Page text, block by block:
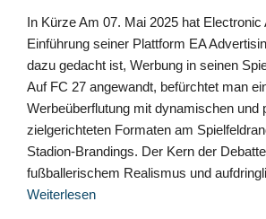
In Kürze Am 07. Mai 2025 hat Electronic
Einführung seiner Plattform EA
dazu gedacht ist, Werbung in seinen
Auf FC 27 angewandt, befürchtet man
Werbeüberflutung mit dynamischen und
zielgerichteten Formaten am
Stadion-Brandings. Der Kern der
fußballerischem Realismus und
Weiterlesen